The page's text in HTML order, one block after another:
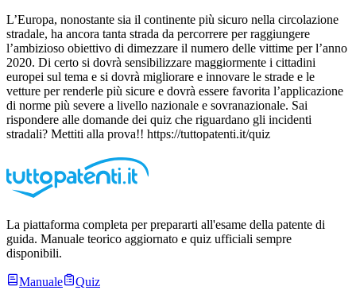
L’Europa, nonostante sia il continente più sicuro nella circolazione
stradale, ha ancora tanta strada da percorrere per raggiungere
l’ambizioso obiettivo di dimezzare il numero delle vittime per l’anno
2020. Di certo si dovrà sensibilizzare maggiormente i cittadini
europei sul tema e si dovrà migliorare e innovare le strade e le
vetture per renderle più sicure e dovrà essere favorita l’applicazione
di norme più severe a livello nazionale e sovranazionale. Sai
rispondere alle domande dei quiz che riguardano gli incidenti
stradali? Mettiti alla prova!! https://tuttopatenti.it/quiz
La piattaforma completa per prepararti all'esame della patente di
guida. Manuale teorico aggiornato e quiz ufficiali sempre
disponibili.
Manuale Quiz